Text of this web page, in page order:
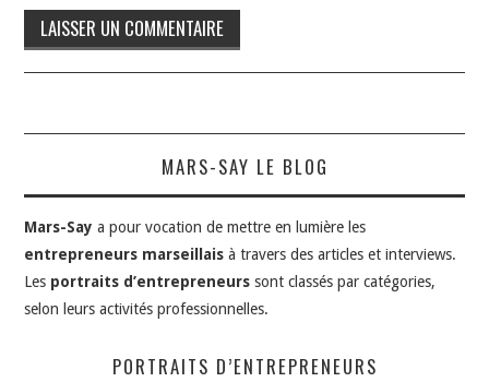
MARS-SAY LE BLOG
Mars-Say a pour vocation de mettre en lumière les
entrepreneurs marseillais à travers des articles et interviews.
Les portraits d’entrepreneurs sont classés par catégories,
selon leurs activités professionnelles.
PORTRAITS D’ENTREPRENEURS